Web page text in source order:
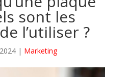
sont les
l’utiliser ?
| Marketing